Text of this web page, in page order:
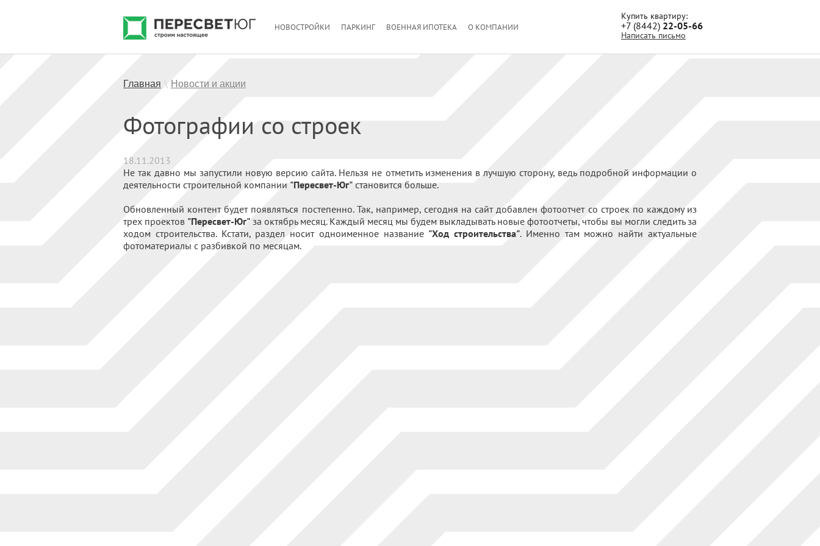
НОВОСТРОЙКИ ПАРКИНГ ВОЕННАЯ ИПОТЕКА О КОМПАНИИ
Купить квартиру:
+7 (8442) 22-05-66
Написать письмо
Главная \ Новости и акции
Фотографии со строек
18.11.2013
Не так давно мы запустили новую версию сайта. Нельзя не отметить изменения в лучшую сторону, ведь подробной информации о
деятельности строительной компании "Пересвет-Юг" становится больше.
Обновленный контент будет появляться постепенно. Так, например, сегодня на сайт добавлен фотоотчет со строек по каждому из
трех проектов "Пересвет-Юг" за октябрь месяц. Каждый месяц мы будем выкладывать новые фотоотчеты, чтобы вы могли следить за
ходом строительства. Кстати, раздел носит одноименное название "Ход строительства". Именно там можно найти актуальные
фотоматериалы с разбивкой по месяцам.